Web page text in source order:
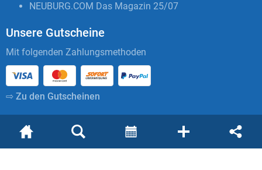
NEUBURG.COM Das Magazin 25/07
Unsere Gutscheine
Mit folgenden Zahlungsmethoden
⇨ Zu den Gutscheinen